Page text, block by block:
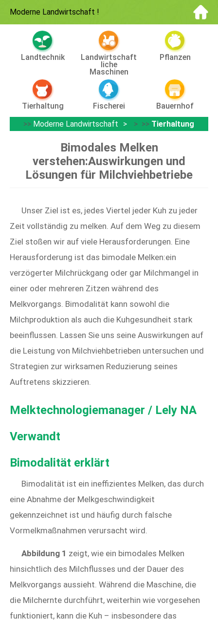
Moderne Landwirtschaft !
Landtechnik Landwirtschaft
Liche
Maschinen
Pflanzen
Tierhaltung Fischerei
Bauernhof
>> Moderne Landwirtschaft > >> Tierhaltung
Bimodales Melken
verstehen:Auswirkungen und
Lösungen für Milchviehbetriebe
Unser Ziel ist es, jedes Viertel jeder Kuh zu jeder
Zeit vollständig zu melken. Auf dem Weg zu diesem
Ziel stoßen wir auf viele Herausforderungen. Eine
Herausforderung ist das bimodale Melken:ein
verzögerter Milchrückgang oder gar Milchmangel in
einer oder mehreren Zitzen während des
Melkvorgangs. Bimodalität kann sowohl die
Milchproduktion als auch die Kuhgesundheit stark
beeinflussen. Lassen Sie uns seine Auswirkungen auf
die Leistung von Milchviehbetrieben untersuchen und
Strategien zur wirksamen Reduzierung seines
Auftretens skizzieren.
Melktechnologiemanager / Lely NA
Verwandt
Bimodalität erklärt
Bimodalität ist ein ineffizientes Melken, das durch
eine Abnahme der Melkgeschwindigkeit
gekennzeichnet ist und häufig durch falsche
Vormelkmaßnahmen verursacht wird.
Abbildung 1 zeigt, wie ein bimodales Melken
hinsichtlich des Milchflusses und der Dauer des
Melkvorgangs aussieht. Während die Maschine, die
die Milchernte durchführt, weiterhin wie vorgesehen
funktioniert, kann die Kuh – insbesondere das